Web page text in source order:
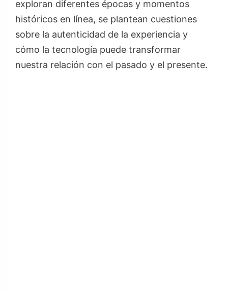
exploran diferentes épocas y momentos
históricos en línea, se plantean cuestiones
sobre la autenticidad de la experiencia y
cómo la tecnología puede transformar
nuestra relación con el pasado y el presente.